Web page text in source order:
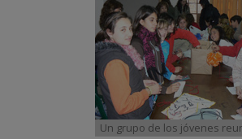
Un grupo de los jóvenes